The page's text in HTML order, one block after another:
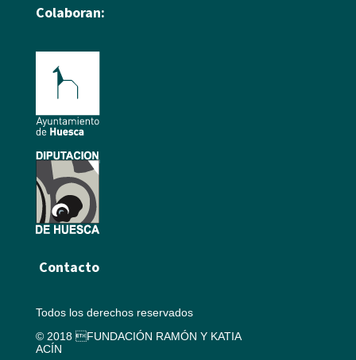
Colaboran:
Contacto
Todos los derechos reservados
© 2018 FUNDACIÓN RAMÓN Y KATIA
ACÍN